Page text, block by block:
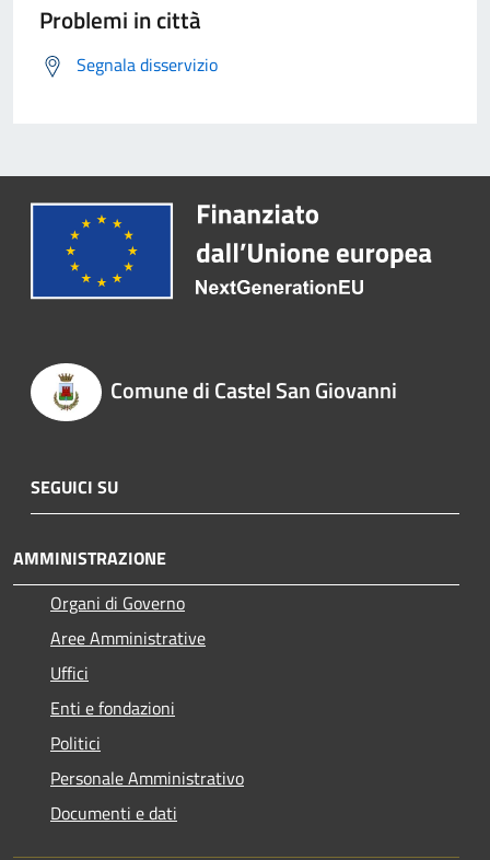
Problemi in città
Segnala disservizio
Comune di Castel San Giovanni
SEGUICI SU
AMMINISTRAZIONE
Organi di Governo
Aree Amministrative
Uffici
Enti e fondazioni
Politici
Personale Amministrativo
Documenti e dati